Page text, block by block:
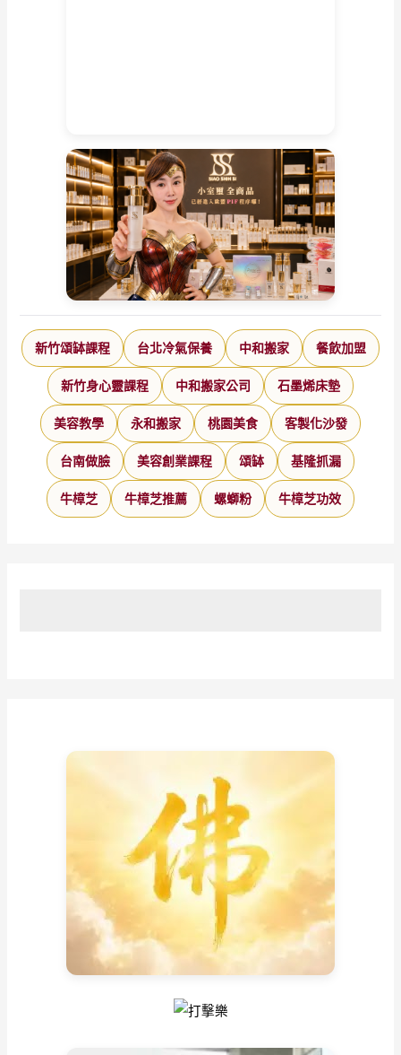
新竹頌缽課程 台北冷氣保養 中和搬家 餐飲加盟
新竹身心靈課程 中和搬家公司 石墨烯床墊
美容教學 永和搬家 桃園美食 客製化沙發
台南做臉 美容創業課程 頌缽 基隆抓漏
牛樟芝 牛樟芝推薦 螺螄粉 牛樟芝功效